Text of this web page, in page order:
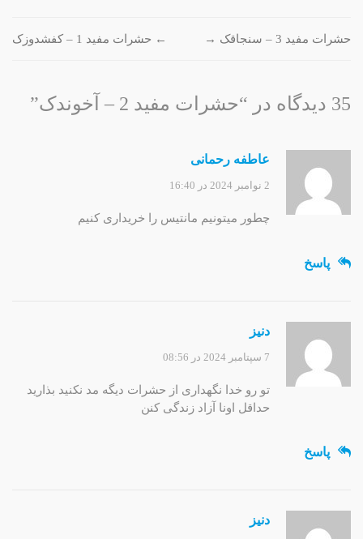
پیمایش
← حشرات مفید 1 – کفشدوزک حشرات مفید 3 – سنجاقک →
35 دیدگاه در “ حشرات مفید 2 – آخوندک ”
عاطفه رحمانی
2 نوامبر 2024 در 16:40
چطور میتونیم مانتیس را خریداری کنیم
پاسخ
دنیز
7 سپتامبر 2024 در 08:56
تو رو خدا نگهداری از حشرات دیگه مد نکنید بذارید
حداقل اونا آزاد زندگی کنن
پاسخ
دنیز